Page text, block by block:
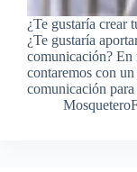
¿Te gustaría crear
¿Te gustaría
comunicación? En
contaremos con
comunicación